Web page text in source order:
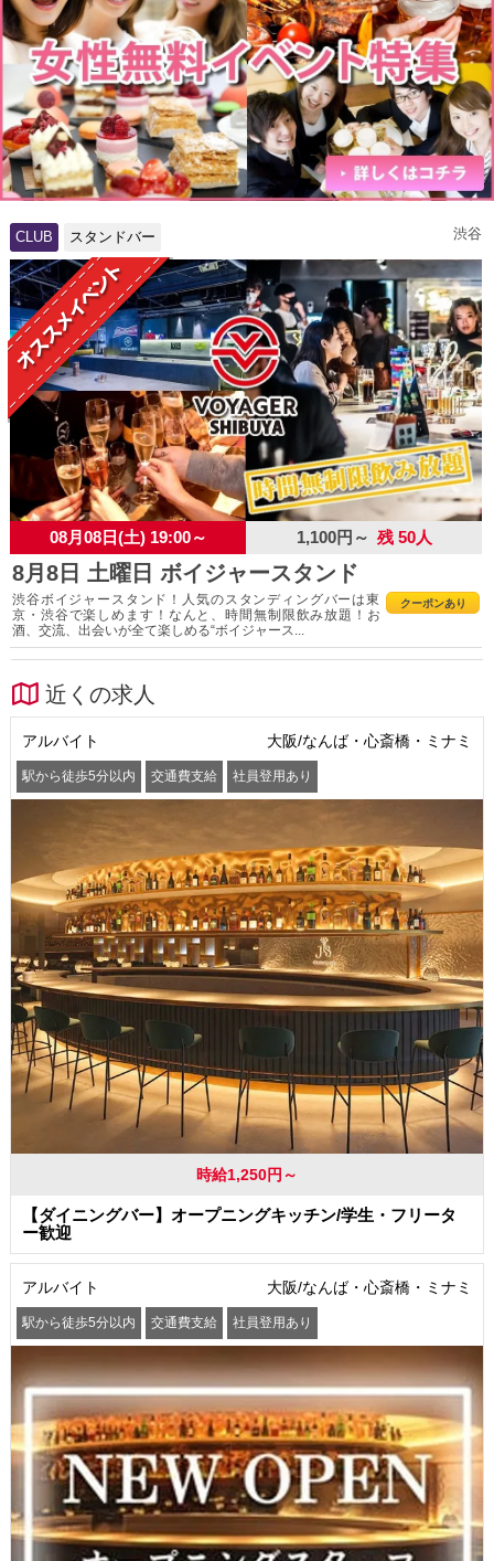
CLUB スタンドバー 渋谷
08月08日(土) 19:00～ 1,100円～ 残 50人
8月8日 土曜日 ボイジャースタンド
クーポンあり
渋谷ボイジャースタンド！人気のスタンディングバーは東
京・渋谷で楽しめます！なんと、時間無制限飲み放題！お
酒、交流、出会いが全て楽しめる“ボイジャース...
近くの求人
アルバイト 大阪/なんば・心斎橋・ミナミ
駅から徒歩5分以内 交通費支給 社員登用あり
時給1,250円～
【ダイニングバー】オープニングキッチン/学生・フリータ
ー歓迎
アルバイト 大阪/なんば・心斎橋・ミナミ
駅から徒歩5分以内 交通費支給 社員登用あり